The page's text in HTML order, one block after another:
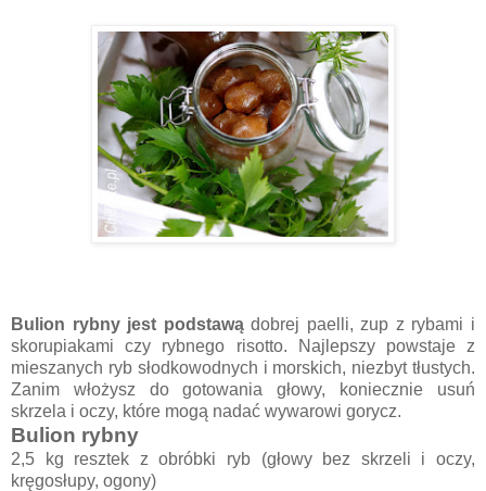
Bulion rybny jest podstawądobrej paelli, zup z rybami i
skorupiakami czy rybnego risotto. Najlepszy powstaje z
mieszanych ryb słodkowodnych i morskich, niezbyt tłustych.
Zanim włożysz do gotowania głowy, koniecznie usuń
skrzela i oczy, które mogą nadać wywarowi gorycz.
Bulion rybny
2,5 kg resztek z obróbki ryb (głowy bez skrzeli i oczy,
kręgosłupy, ogony)